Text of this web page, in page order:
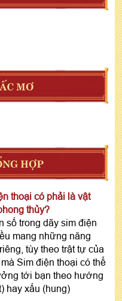
MƠ
HỢP
thoại có phải là vật
thủy?
số trong dãy sim điện
mang những năng
tùy theo trật tự của
Sim điện thoại có thể
tới bạn theo hướng
hay xấu (hung)